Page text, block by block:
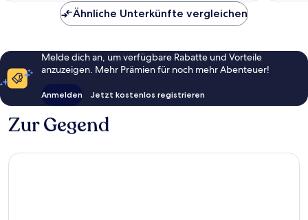
Ähnliche Unterkünfte vergleichen
Melde dich an, um verfügbare Rabatte und Vorteile
anzuzeigen. Mehr Prämien für noch mehr Abenteuer!
Anmelden Jetzt kostenlos registrieren
Zur Gegend